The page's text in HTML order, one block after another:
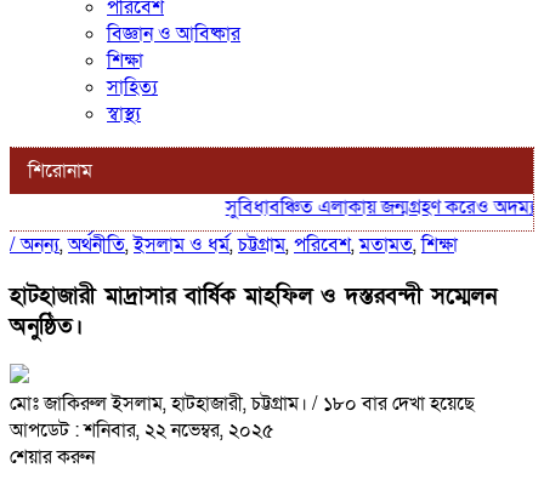
পরিবেশ
বিজ্ঞান ও আবিষ্কার
শিক্ষা
সাহিত্য
স্বাস্থ্য
শিরোনাম
সুবিধাবঞ্চিত এলাকায় জন্মগ্রহণ করেও অদম্য
/অনন্য,অর্থনীতি,ইসলাম ও ধর্ম,চট্টগ্রাম,পরিবেশ,মতামত,শিক্ষা
হাটহাজারী মাদ্রাসার বার্ষিক মাহফিল ও দস্তরবন্দী সম্মেলন
অনুষ্ঠিত।
মোঃ জাকিরুল ইসলাম, হাটহাজারী, চট্টগ্রাম। / ১৮০ বার দেখা হয়েছে
আপডেট : শনিবার, ২২ নভেম্বর, ২০২৫
শেয়ার করুন